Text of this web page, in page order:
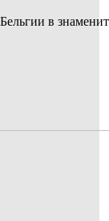
в